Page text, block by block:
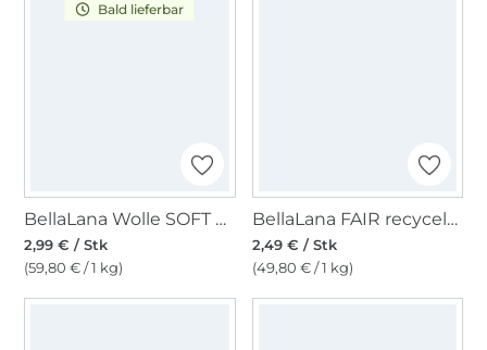
Bald lieferbar
BellaLana Wolle SOFT 50gr. , hellblau
2,99 € / Stk
(59,80 € / 1 kg)
BellaLana FAIR recycelt Baumwolle 50gr. , weiss
2,49 € / Stk
(49,80 € / 1 kg)